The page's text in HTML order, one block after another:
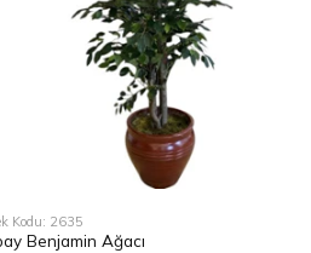
Kodu: 2635
Benjamin Ağacı